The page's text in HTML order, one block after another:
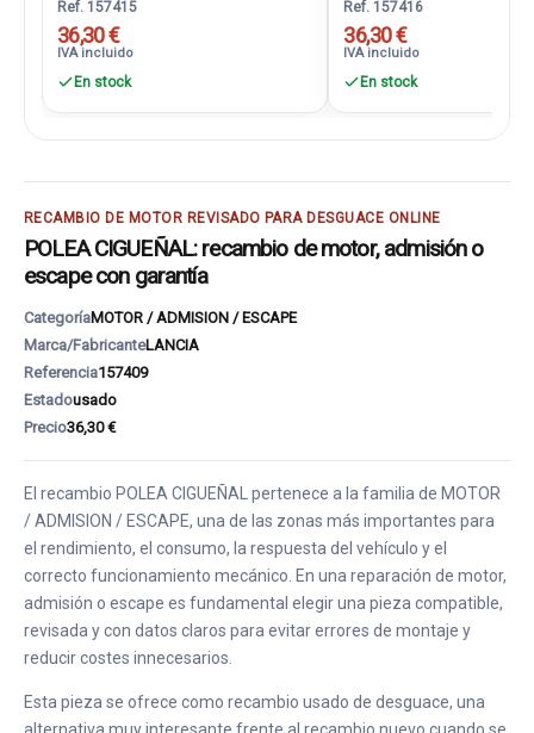
Ref. 157415
36,30 €
IVA incluido
En stock
Ref. 157416
36,30 €
IVA incluido
En stock
RECAMBIO DE MOTOR REVISADO PARA DESGUACE ONLINE
POLEA CIGUEÑAL: recambio de motor, admisión o
escape con garantía
CategoríaMOTOR / ADMISION / ESCAPE
Marca/FabricanteLANCIA
Referencia157409
Estadousado
Precio36,30 €
El recambio POLEA CIGUEÑAL pertenece a la familia de MOTOR
/ ADMISION / ESCAPE, una de las zonas más importantes para
el rendimiento, el consumo, la respuesta del vehículo y el
correcto funcionamiento mecánico. En una reparación de motor,
admisión o escape es fundamental elegir una pieza compatible,
revisada y con datos claros para evitar errores de montaje y
reducir costes innecesarios.
Esta pieza se ofrece como recambio usado de desguace, una